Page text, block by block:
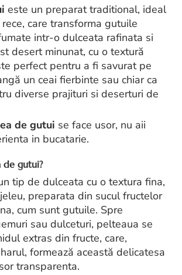
este un preparat traditional, ideal
care transforma gutuile
intr-o dulceata rafinata si
desert minunat, cu o textură
perfect pentru a fi savurat pe
un ceai fierbinte sau chiar ca
diverse prajituri si deserturi de
de gutui se face usor, nu aii
in bucatarie.
de gutui?
tip de dulceata cu o textura fina,
preparata din sucul fructelor
cum sunt gutuile. Spre
sau dulceturi, pelteaua se
extras din fructe, care,
formează această delicatesa
transparenta.